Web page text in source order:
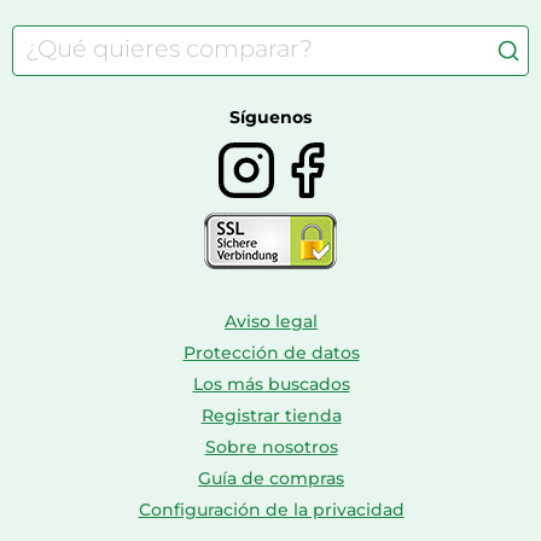
Consolas
Comida para perros
Farmacia veterinaria
Accesorios de moda
Bolsos y maletas
Síguenos
Aviso legal
Protección de datos
Los más buscados
Registrar tienda
Sobre nosotros
Guía de compras
Configuración de la privacidad